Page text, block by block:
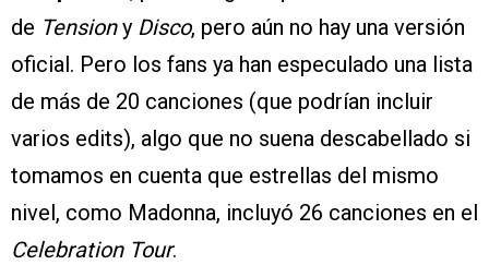
de Tensiony Disco, pero aún no hay una versión
oficial. Pero los fans ya han especulado una lista
de más de 20 canciones (que podrían incluir
varios edits), algo que no suena descabellado si
tomamos en cuenta que estrellas del mismo
nivel, como Madonna, incluyó 26 canciones en el
Celebration Tour.